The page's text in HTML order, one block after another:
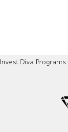
Invest Diva Programs